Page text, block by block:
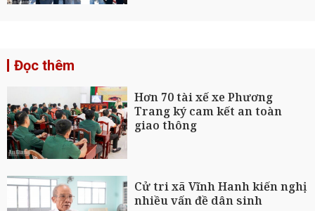
Đọc thêm
Hơn 70 tài xế xe Phương
Trang ký cam kết an toàn
giao thông
Cử tri xã Vĩnh Hanh kiến nghị
nhiều vấn đề dân sinh